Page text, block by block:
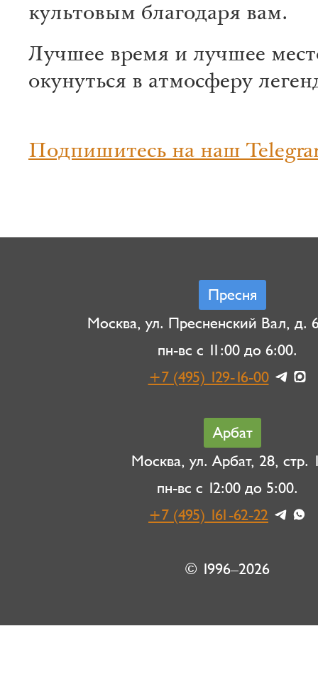
культовым благодаря вам.
Лучшее время и лучшее
окунуться в атмосферу
Подпишитесь на наш
Пресня
Москва, ул. Пресненский Вал, д.
пн-вс с 11:00 до 6:00.
+7 (495) 129-16-00
Арбат
Москва, ул. Арбат, 28, стр.
пн-вс с 12:00 до 5:00.
+7 (495) 161-62-22
© 1996–2026